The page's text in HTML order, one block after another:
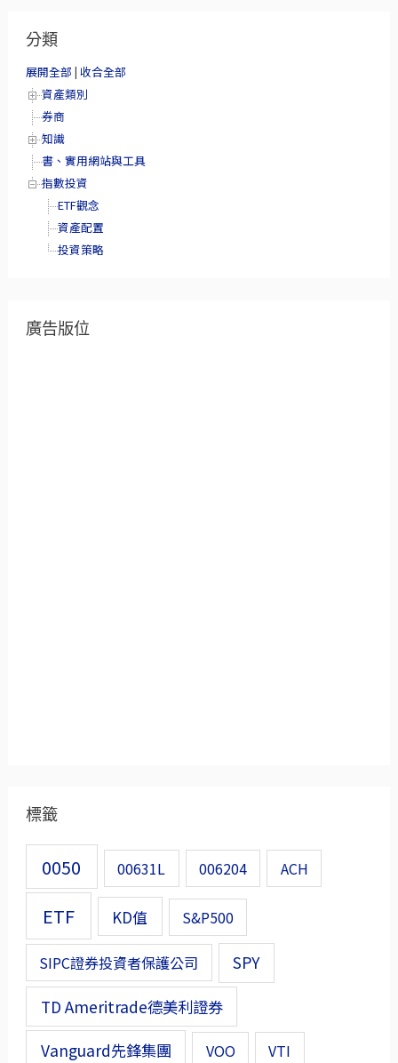
分類
展開全部 | 收合全部
資產類別
券商
知識
書、實用網站與工具
指數投資
ETF觀念
資產配置
投資策略
廣告版位
標籤
0050 00631L 006204 ACH
ETF KD值 S&P500
SIPC證券投資者保護公司
SPY
TD Ameritrade德美利證券
Vanguard先鋒集團
VOO VTI